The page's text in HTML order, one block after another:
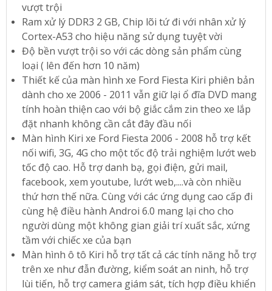
vượt trội
Ram xử lý DDR3 2 GB, Chip lõi tứ đi với nhân xử lý
Cortex-A53 cho hiệu năng sử dụng tuyệt vời
Độ bền vượt trội so với các dòng sản phẩm cùng
loại ( lên đến hơn 10 năm)
Thiết kế của màn hình xe Ford Fiesta Kiri phiên bản
dành cho xe 2006 - 2011 vẫn giữ lại ổ đĩa DVD mang
tính hoàn thiện cao với bộ giắc cắm zin theo xe lắp
đặt nhanh không cần cắt đây đầu nối
Màn hình Kiri xe Ford Fiesta 2006 - 2008 hỗ trợ kết
nối wifi, 3G, 4G cho một tốc độ trải nghiệm lướt web
tốc độ cao. Hỗ trợ danh bạ, gọi điện, gửi mail,
facebook, xem youtube, lướt web,....và còn nhiều
thứ hơn thế nữa. Cùng với các ứng dụng cao cấp đi
cùng hệ điều hành Androi 6.0 mang lại cho cho
người dùng một không gian giải trí xuất sắc, xứng
tầm với chiếc xe của bạn
Màn hình ô tô Kiri hỗ trợ tất cả các tính năng hỗ trợ
trên xe như đẫn đường, kiểm soát an ninh, hỗ trợ
lùi tiến, hỗ trợ camera giám sát, tích hợp điều khiển